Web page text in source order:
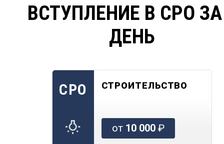
ВСТУПЛЕНИЕ В СРО
ДЕНЬ
СРО СТРОИТЕЛЬСТВО
от 10 000₽